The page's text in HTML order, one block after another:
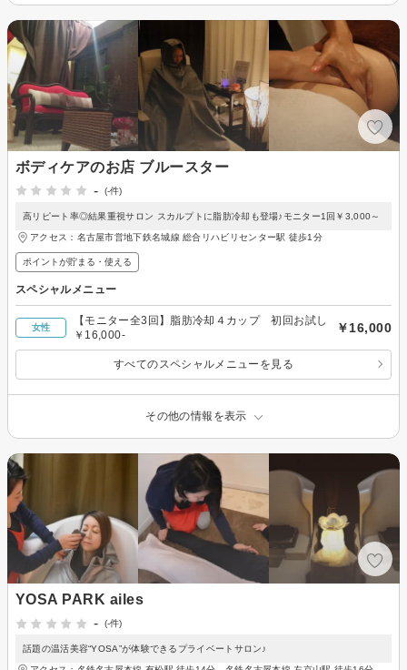
ボディケアのお店 ブルースター
-
(-件)
高リピート率◎結果重視サロン スカルプトに脂肪冷却も登場♪モニター1回￥3,000～
アクセス：名古屋市営地下鉄名城線 総合リハビリセンター駅 徒歩1分
ポイントが貯まる・使える
スペシャルメニュー
女性
【モニター全3回】脂肪冷却４カップ 初回お試し
￥16,000-
￥16,000
すべてのスペシャルメニューを見る
その他の情報を表示
YOSA PARK ailes
-
(-件)
話題の温活美容“YOSA”が体験できるプライベートサロン♪